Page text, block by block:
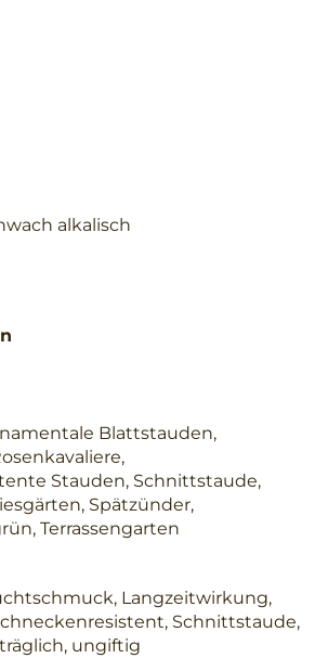
alkalisch
Blattstauden,
Stauden, Schnittstaude,
Spätzünder,
Terrassengarten
Langzeitwirkung,
Schnittstaude,
ungiftig